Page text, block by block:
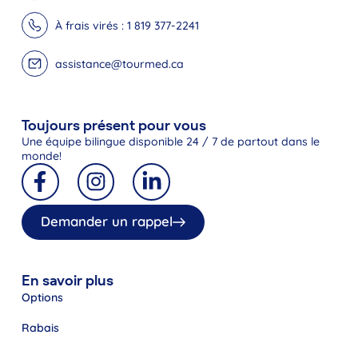
À frais virés : 1 819 377-2241
assistance@tourmed.ca
Toujours présent pour vous
Une équipe bilingue disponible 24 / 7 de partout dans le
monde!
Demander un rappel
En savoir plus
Options
Rabais